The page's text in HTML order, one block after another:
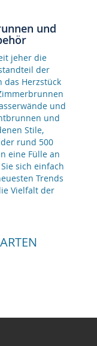
und
jeher die
der
Herzstück
und
und
Stile,
rund 500
eine Fülle an
sich einfach
Trends
Vielfalt der